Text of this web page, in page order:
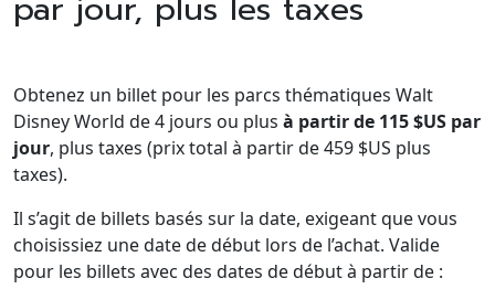
par jour, plus les taxes
Obtenez un billet pour les parcs thématiques Walt
Disney World de 4 jours ou plus à partir de 115 $US par
jour, plus taxes (prix total à partir de 459 $US plus
taxes).
Il s’agit de billets basés sur la date, exigeant que vous
choisissiez une date de début lors de l’achat. Valide
pour les billets avec des dates de début à partir de :